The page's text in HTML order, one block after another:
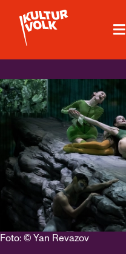
Foto: © Yan Revazov